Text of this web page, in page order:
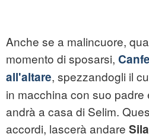
Anche se a malincuore,
momento di sposarsi,
all'altare, spezzandogli il
in macchina con suo padre
andrà a casa di Selim.
accordi, lascerà andare Sila